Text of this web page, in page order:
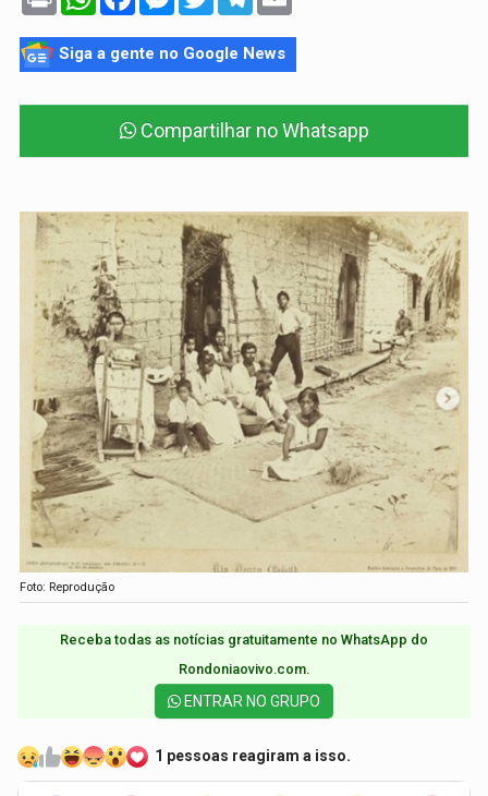
Siga a gente no Google News
Compartilhar no Whatsapp
Foto: Reprodução
Receba todas as notícias gratuitamente no WhatsApp do
Rondoniaovivo.com.​
ENTRAR NO GRUPO
1 pessoas reagiram a isso.